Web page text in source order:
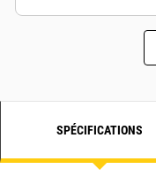
SPÉCIFICATIONS